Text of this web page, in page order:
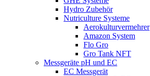
Hydro Zubehör
Nutriculture Systeme
Aerokulturvermehrer
Amazon System
Flo Gro
Gro Tank NFT
Messgeräte pH und EC
EC Messgerät